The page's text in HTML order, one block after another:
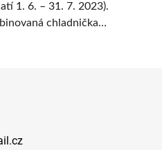
1. 6. – 31. 7. 2023).
chladnička